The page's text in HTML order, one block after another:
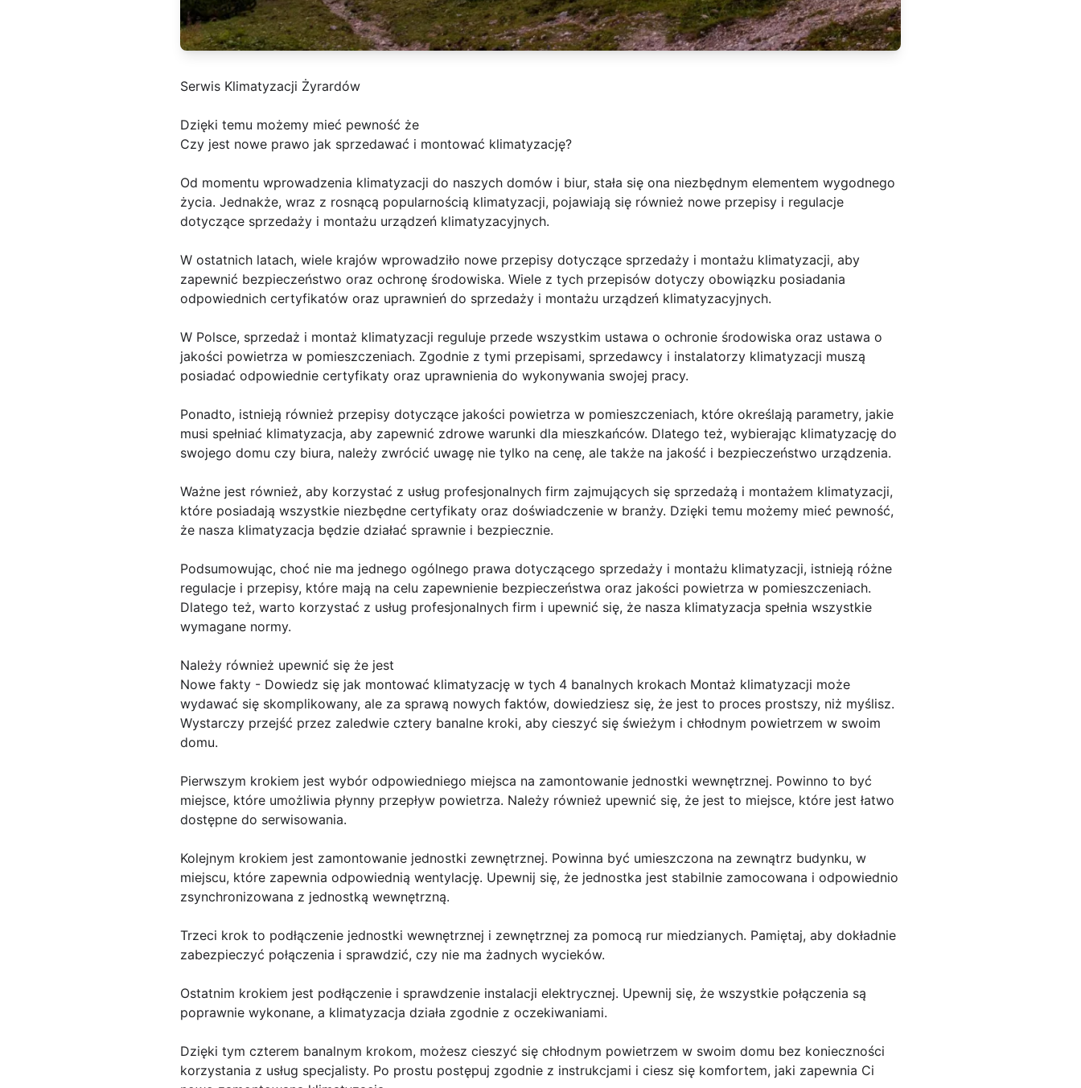
Serwis Klimatyzacji Żyrardów
Dzięki temu możemy mieć pewność że
Czy jest nowe prawo jak sprzedawać i montować klimatyzację?
Od momentu wprowadzenia klimatyzacji do naszych domów i biur, stała się ona niezbędnym elementem wygodnego
życia. Jednakże, wraz z rosnącą popularnością klimatyzacji, pojawiają się również nowe przepisy i regulacje
dotyczące sprzedaży i montażu urządzeń klimatyzacyjnych.
W ostatnich latach, wiele krajów wprowadziło nowe przepisy dotyczące sprzedaży i montażu klimatyzacji, aby
zapewnić bezpieczeństwo oraz ochronę środowiska. Wiele z tych przepisów dotyczy obowiązku posiadania
odpowiednich certyfikatów oraz uprawnień do sprzedaży i montażu urządzeń klimatyzacyjnych.
W Polsce, sprzedaż i montaż klimatyzacji reguluje przede wszystkim ustawa o ochronie środowiska oraz ustawa o
jakości powietrza w pomieszczeniach. Zgodnie z tymi przepisami, sprzedawcy i instalatorzy klimatyzacji muszą
posiadać odpowiednie certyfikaty oraz uprawnienia do wykonywania swojej pracy.
Ponadto, istnieją również przepisy dotyczące jakości powietrza w pomieszczeniach, które określają parametry, jakie
musi spełniać klimatyzacja, aby zapewnić zdrowe warunki dla mieszkańców. Dlatego też, wybierając klimatyzację do
swojego domu czy biura, należy zwrócić uwagę nie tylko na cenę, ale także na jakość i bezpieczeństwo urządzenia.
Ważne jest również, aby korzystać z usług profesjonalnych firm zajmujących się sprzedażą i montażem klimatyzacji,
które posiadają wszystkie niezbędne certyfikaty oraz doświadczenie w branży. Dzięki temu możemy mieć pewność,
że nasza klimatyzacja będzie działać sprawnie i bezpiecznie.
Podsumowując, choć nie ma jednego ogólnego prawa dotyczącego sprzedaży i montażu klimatyzacji, istnieją różne
regulacje i przepisy, które mają na celu zapewnienie bezpieczeństwa oraz jakości powietrza w pomieszczeniach.
Dlatego też, warto korzystać z usług profesjonalnych firm i upewnić się, że nasza klimatyzacja spełnia wszystkie
wymagane normy.
Należy również upewnić się że jest
Nowe fakty - Dowiedz się jak montować klimatyzację w tych 4 banalnych krokach Montaż klimatyzacji może
wydawać się skomplikowany, ale za sprawą nowych faktów, dowiedziesz się, że jest to proces prostszy, niż myślisz.
Wystarczy przejść przez zaledwie cztery banalne kroki, aby cieszyć się świeżym i chłodnym powietrzem w swoim
domu.
Pierwszym krokiem jest wybór odpowiedniego miejsca na zamontowanie jednostki wewnętrznej. Powinno to być
miejsce, które umożliwia płynny przepływ powietrza. Należy również upewnić się, że jest to miejsce, które jest łatwo
dostępne do serwisowania.
Kolejnym krokiem jest zamontowanie jednostki zewnętrznej. Powinna być umieszczona na zewnątrz budynku, w
miejscu, które zapewnia odpowiednią wentylację. Upewnij się, że jednostka jest stabilnie zamocowana i odpowiednio
zsynchronizowana z jednostką wewnętrzną.
Trzeci krok to podłączenie jednostki wewnętrznej i zewnętrznej za pomocą rur miedzianych. Pamiętaj, aby dokładnie
zabezpieczyć połączenia i sprawdzić, czy nie ma żadnych wycieków.
Ostatnim krokiem jest podłączenie i sprawdzenie instalacji elektrycznej. Upewnij się, że wszystkie połączenia są
poprawnie wykonane, a klimatyzacja działa zgodnie z oczekiwaniami.
Dzięki tym czterem banalnym krokom, możesz cieszyć się chłodnym powietrzem w swoim domu bez konieczności
korzystania z usług specjalisty. Po prostu postępuj zgodnie z instrukcjami i ciesz się komfortem, jaki zapewnia Ci